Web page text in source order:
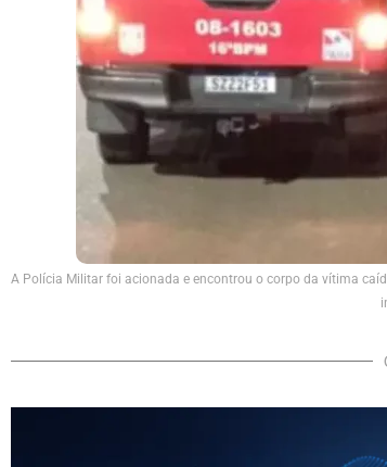
A Polícia Militar foi acionada e encontrou o corpo da vítima